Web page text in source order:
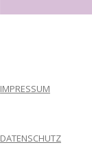
IMPRESSUM
DATENSCHUTZ